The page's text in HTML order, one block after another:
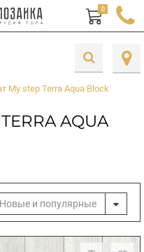
0
My step Terra Aqua Block
AQUA
Новые и популярные